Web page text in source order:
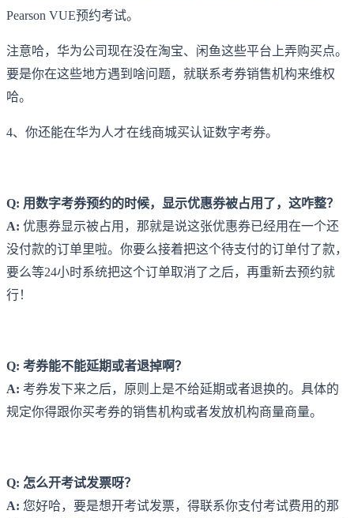
Pearson VUE预约考试。
注意哈，华为公司现在没在淘宝、闲鱼这些平台上弄购买点。
要是你在这些地方遇到啥问题，就联系考券销售机构来维权
哈。
4、你还能在华为人才在线商城买认证数字考券。
Q: 用数字考券预约的时候，显示优惠券被占用了，这咋整？
A: 优惠券显示被占用，那就是说这张优惠券已经用在一个还
没付款的订单里啦。你要么接着把这个待支付的订单付了款，
要么等24小时系统把这个订单取消了之后，再重新去预约就
行！
Q: 考券能不能延期或者退掉啊？
A: 考券发下来之后，原则上是不给延期或者退换的。具体的
规定你得跟你买考券的销售机构或者发放机构商量商量。
Q: 怎么开考试发票呀？
A: 您好哈，要是想开考试发票，得联系你支付考试费用的那